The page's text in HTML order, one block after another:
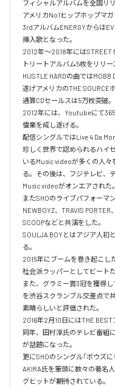
フィシャルアルバムを全国リ
アメリカNo1ヒップホップマガ
3rdアルバムENERGYからは
挿入歌となった。
2012年〜2018年にはSTREET
トリートアルバム5枚をリリー
HUSTLE HARDの曲ではMOBB
遂げアメリカのTHE SOURCE
通算CDセールスは5万枚突破。
2012年には、Youtubeにて
偉業を成し遂げる。
配信シングルではLive 4 Da
珍しく世界で認められるハイ
いるMusic videoが多くの人々
る。その後は、フジテレビ、
Music videoがオンエアされた。
またSHOのライブパフォーマ
NEWBOYZ、TRAVIS PORTER
SCOOPなどと共演をした。
SOULJA BOYとはアジア人初
る。
2015年にブームを巻き起こし
社会派ラッパーとしてビート
また、グラミー賞3冠を獲得し
を渋谷スクランブル交差点で
素晴らしいと評価された。
2016年2月10日にはTHE BEST
同年、田村淳氏のテレビ番組
が話題になった。
更にSHOのシングル「ボウズ
AKIRA氏を筆頭に数々の著名
グヒットが期待されている。